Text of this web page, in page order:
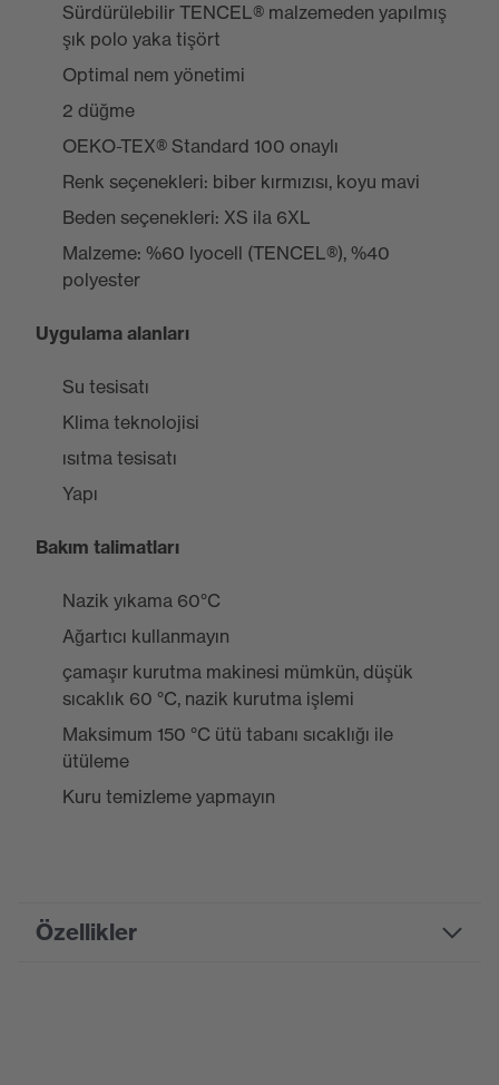
Sürdürülebilir TENCEL® malzemeden yapılmış
şık polo yaka tişört
Optimal nem yönetimi
2 düğme
OEKO-TEX® Standard 100 onaylı
Renk seçenekleri: biber kırmızısı, koyu mavi
Beden seçenekleri: XS ila 6XL
Malzeme: %60 lyocell (TENCEL®), %40
polyester
Uygulama alanları
Su tesisatı
Klima teknolojisi
ısıtma tesisatı
Yapı
Bakım talimatları
Nazik yıkama 60°C
Ağartıcı kullanmayın
çamaşır kurutma makinesi mümkün, düşük
sıcaklık 60 °C, nazik kurutma işlemi
Maksimum 150 °C ütü tabanı sıcaklığı ile
ütüleme
Kuru temizleme yapmayın
Özellikler